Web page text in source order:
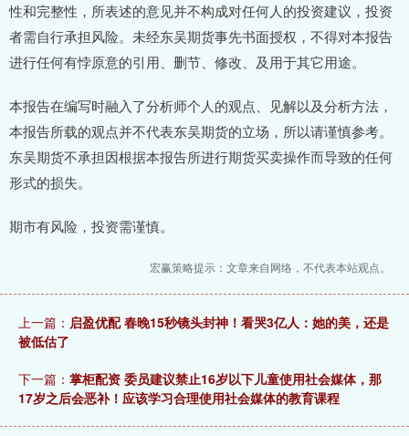
性和完整性，所表述的意见并不构成对任何人的投资建议，投资
者需自行承担风险。未经东吴期货事先书面授权，不得对本报告
进行任何有悖原意的引用、删节、修改、及用于其它用途。
本报告在编写时融入了分析师个人的观点、见解以及分析方法，
本报告所载的观点并不代表东吴期货的立场，所以请谨慎参考。
东吴期货不承担因根据本报告所进行期货买卖操作而导致的任何
形式的损失。
期市有风险，投资需谨慎。
宏赢策略提示：文章来自网络，不代表本站观点。
上一篇： 启盈优配 春晚15秒镜头封神！看哭3亿人：她的美，还是
被低估了
下一篇： 掌柜配资 委员建议禁止16岁以下儿童使用社会媒体，那
17岁之后会恶补！应该学习合理使用社会媒体的教育课程